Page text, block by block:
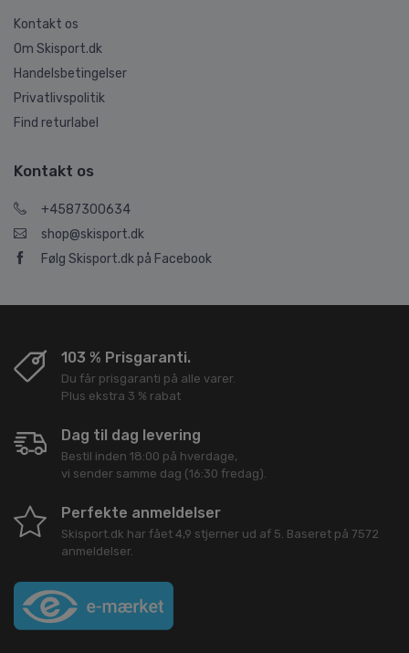
Kontakt os
Om Skisport.dk
Handelsbetingelser
Privatlivspolitik
Find returlabel
Kontakt os
+4587300634
shop@skisport.dk
Følg Skisport.dk på Facebook
103 % Prisgaranti.
Du får prisgaranti på alle varer.
Plus ekstra 3 % rabat
Dag til dag levering
Bestil inden 18:00 på hverdage,
vi sender samme dag (16:30 fredag).
Perfekte anmeldelser
Skisport.dk har fået 4,9 stjerner ud af 5. Baseret på 7572
anmeldelser.